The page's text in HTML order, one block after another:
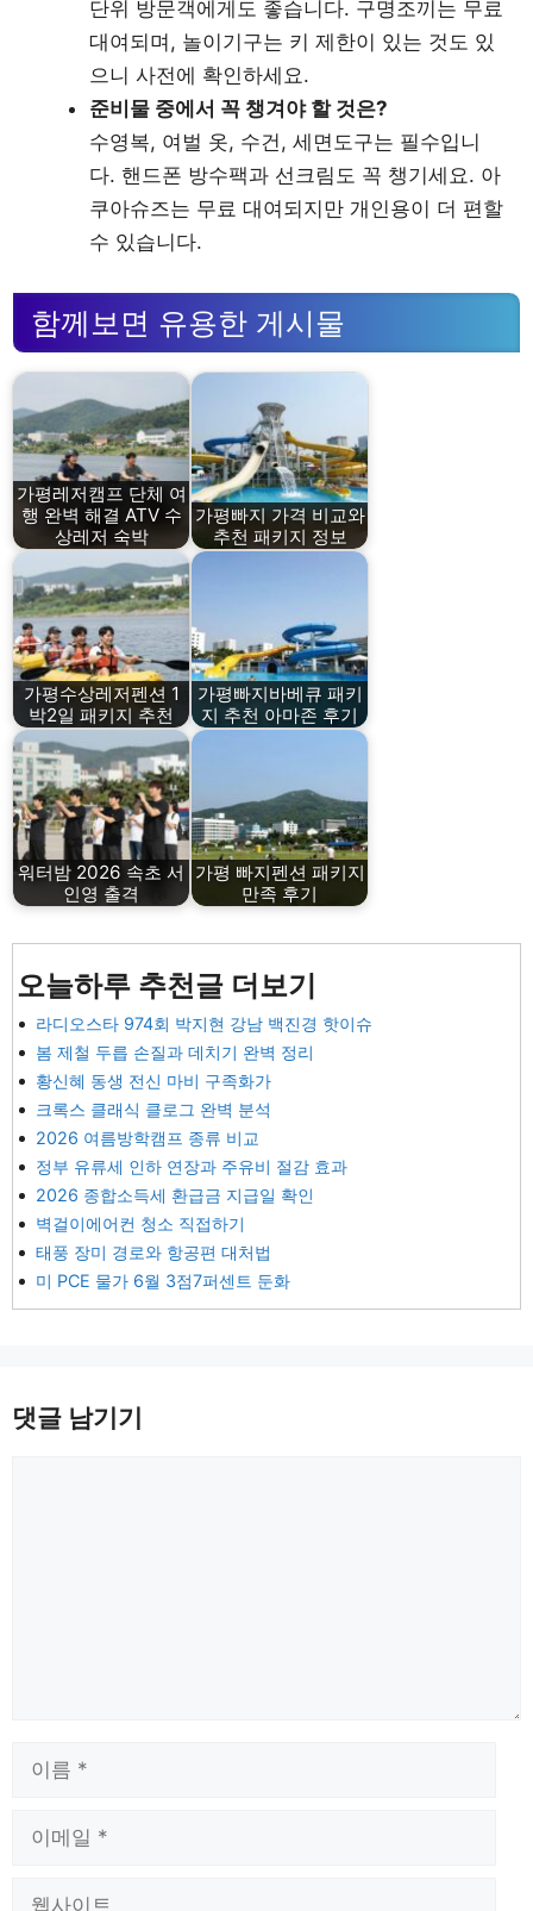
단위 방문객에게도 좋습니다. 구명조끼는 무료
대여되며, 놀이기구는 키 제한이 있는 것도 있
으니 사전에 확인하세요.
준비물 중에서 꼭 챙겨야 할 것은?
수영복, 여벌 옷, 수건, 세면도구는 필수입니
다. 핸드폰 방수팩과 선크림도 꼭 챙기세요. 아
쿠아슈즈는 무료 대여되지만 개인용이 더 편할
수 있습니다.
함께보면 유용한 게시물
가평레저캠프 단체 여
행 완벽 해결 ATV 수
상레저 숙박
가평빠지 가격 비교와
추천 패키지 정보
가평수상레저펜션 1
박2일 패키지 추천
가평빠지바베큐 패키
지 추천 아마존 후기
워터밤 2026 속초 서
인영 출격
가평 빠지펜션 패키지
만족 후기
오늘하루 추천글 더보기
라디오스타 974회 박지현 강남 백진경 핫이슈
봄 제철 두릅 손질과 데치기 완벽 정리
황신혜 동생 전신 마비 구족화가
크록스 클래식 클로그 완벽 분석
2026 여름방학캠프 종류 비교
정부 유류세 인하 연장과 주유비 절감 효과
2026 종합소득세 환급금 지급일 확인
벽걸이에어컨 청소 직접하기
태풍 장미 경로와 항공편 대처법
미 PCE 물가 6월 3점7퍼센트 둔화
댓글 남기기